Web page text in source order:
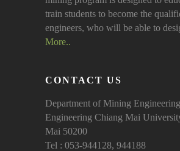
train students to become the
engineers, who will be able to
More..
CONTACT US
Department of Mining
Engineering Chiang Mai
Mai 50200
Tel : 053-944128, 944188